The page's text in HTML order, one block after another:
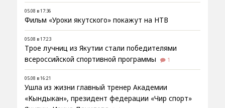
05.08 в 17:36
Фильм «Уроки якутского» покажут на НТВ
05.08 в 17:23
Трое лучниц из Якутии стали победителями
всероссийской спортивной программы
1
05.08 в 16:21
Ушла из жизни главный тренер Академии
«Кындыкан», президент федерации «Чир спорт»